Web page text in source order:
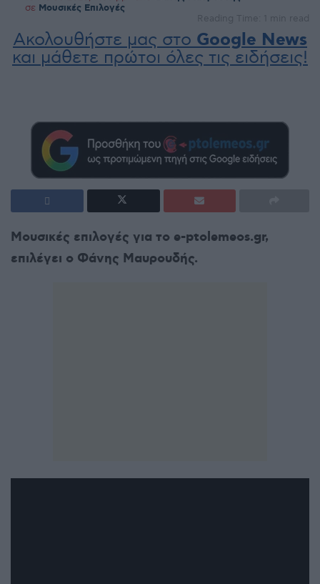
σε Μουσικές Επιλογές
Reading Time: 1 min read
Ακολουθήστε μας στο Google News
και μάθετε πρώτοι όλες τις ειδήσεις!
Μουσικές επιλογές για το e-ptolemeos.gr,
επιλέγει ο Φάνης Μαυρουδής.